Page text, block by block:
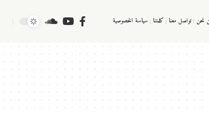
نحن تواصل معنا كلمتنا سياسة الخصوصية